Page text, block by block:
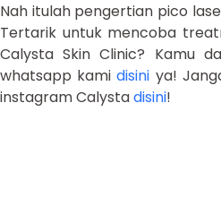
Nah itulah pengertian pico
Tertarik untuk mencoba
Calysta Skin Clinic? Kamu
whatsapp kamidisini ya!
instagram Calystadisini!